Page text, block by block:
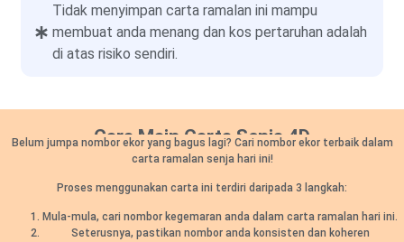
Tidak menyimpan carta ramalan ini mampu
membuat anda menang dan kos pertaruhan adalah
di atas risiko sendiri.
Cara Main Carta Senja 4D
Belum jumpa nombor ekor yang bagus lagi? Cari nombor ekor terbaik dalam
carta ramalan senja hari ini!
Proses menggunakan carta ini terdiri daripada 3 langkah:
Mula-mula, cari nombor kegemaran anda dalam carta ramalan hari ini.
Seterusnya, pastikan nombor anda konsisten dan koheren